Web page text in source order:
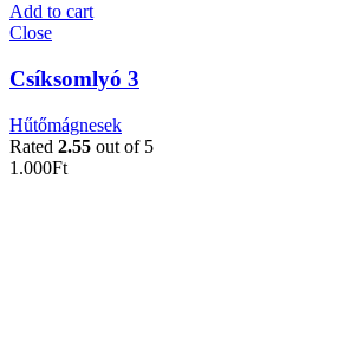
Add to cart
Close
Csíksomlyó 3
Hűtőmágnesek
Rated 2.55 out of 5
1.000Ft